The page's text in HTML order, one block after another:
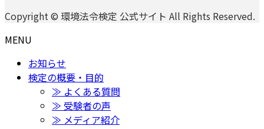
Copyright © 環境法令検定 公式サイト All Rights Reserved.
MENU
お知らせ
検定の概要・目的
≫ よくある質問
≫ 受験者の声
≫ メディア紹介